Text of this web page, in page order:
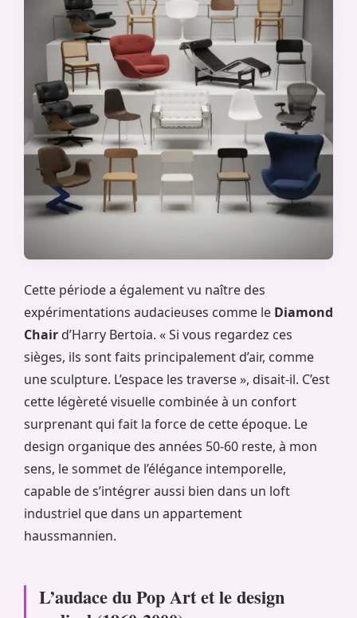
Cette période a également vu naître des
expérimentations audacieuses comme le Diamond
Chair d’Harry Bertoia. « Si vous regardez ces
sièges, ils sont faits principalement d’air, comme
une sculpture. L’espace les traverse », disait-il. C’est
cette légèreté visuelle combinée à un confort
surprenant qui fait la force de cette époque. Le
design organique des années 50-60 reste, à mon
sens, le sommet de l’élégance intemporelle,
capable de s’intégrer aussi bien dans un loft
industriel que dans un appartement
haussmannien.
L’audace du Pop Art et le design